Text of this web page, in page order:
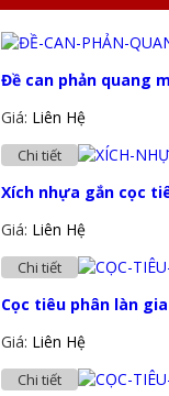
Đề can phản quang
Giá: Liên Hệ
Chi tiết
Xích nhựa gắn cọc
Giá: Liên Hệ
Chi tiết
Cọc tiêu phân làn
Giá: Liên Hệ
Chi tiết